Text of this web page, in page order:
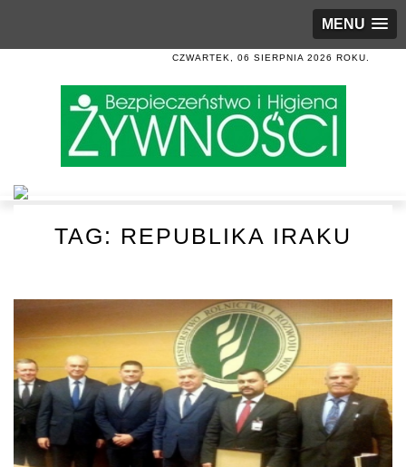
MENU
CZWARTEK, 06 SIERPNIA 2026 ROKU.
TAG: REPUBLIKA IRAKU